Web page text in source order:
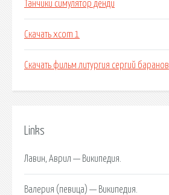
Танчики симулятор денди
Скачать xcom 1
Скачать фильм литургия сергий баранов
Links
Лавин, Аврил — Википедия.
Валерия (певица) — Википедия.